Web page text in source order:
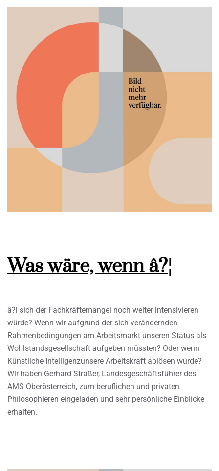
Was wäre, wenn â?¦
â?¦ sich der Fachkräftemangel noch weiter intensivieren
würde? Wenn wir aufgrund der sich verändernden
Rahmenbedingungen am Arbeitsmarkt unseren Status als
Wohlstandsgesellschaft aufgeben müssten? Oder wenn
Künstliche Intelligenzunsere Arbeitskraft ablösen würde?
Wir haben Gerhard Straßer, Landesgeschäftsführer des
AMS Oberösterreich, zum beruflichen und privaten
Philosophieren eingeladen und sehr persönliche Einblicke
erhalten.